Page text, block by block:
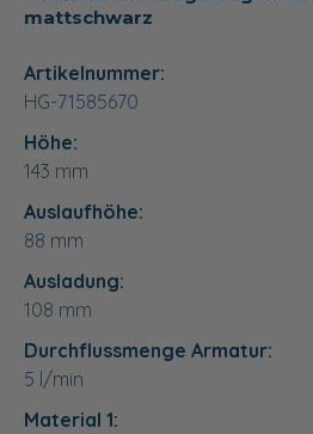
mattschwarz
Artikelnummer:
HG-71585670
Höhe:
143 mm
Auslaufhöhe:
88 mm
Ausladung:
108 mm
Durchflussmenge Armatur:
5 l/min
Material 1: